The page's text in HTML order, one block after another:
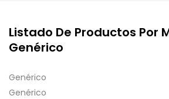
Listado De Productos Por
‎Genérico
‎Genérico
‎Genérico